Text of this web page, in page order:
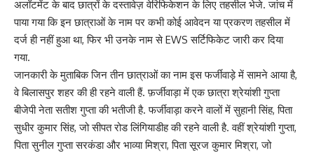
अलॉटमेंट के बाद छात्रों के दस्तावेज़ वेरिफिकेशन के लिए तहसील भेजे. जांच में
पाया गया कि इन छात्राओं के नाम पर कभी कोई आवेदन या प्रकरण तहसील में
दर्ज ही नहीं हुआ था, फिर भी उनके नाम से EWS सर्टिफिकेट जारी कर दिया
गया.
जानकारी के मुताबिक जिन तीन छात्राओं का नाम इस फर्जीवाड़े में सामने आया है,
वे बिलासपुर शहर की ही रहने वाली हैं. फ़र्जीवाड़ा में एक छात्रा श्रेयांशी गुप्ता
बीजेपी नेता सतीश गुप्ता की भतीजी है. फर्जीवाड़ा करने वालों में सुहानी सिंह, पिता
सुधीर कुमार सिंह, जो सीपत रोड लिंगियाडीह की रहने वाली है. वहीं श्रेयांशी गुप्ता,
पिता सुनील गुप्ता सरकंडा और भाव्या मिश्रा, पिता सूरज कुमार मिश्रा, जो